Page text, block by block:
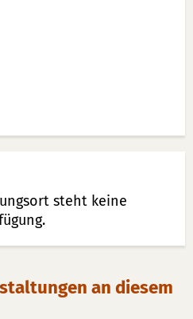
steht keine
an diesem